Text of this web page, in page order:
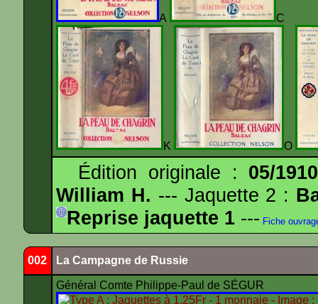
A
K O
Édition originale : 05/1910
William H. --- Jaquette 2 :
Reprise jaquette 1 --- Fiche
002 La Campagne de Russie
Général Comte Philippe-Paul de SÉGUR